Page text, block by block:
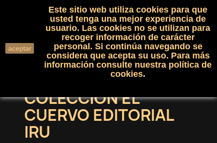
shopping_cart(0)

search
COLECCION EL
CUERVO EDITORIAL
IRU
aceptar
Este sitio web utiliza cookies para que
usted tenga una mejor experiencia de
usuario. Las cookies no se utilizan para
recoger información de carácter
personal. Si continúa navegando se
considera que acepta su uso. Para más
información consulte nuestra política de
cookies.